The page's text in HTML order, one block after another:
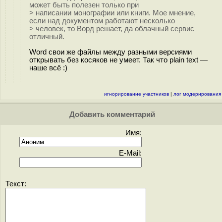
может быть полезен только при
> написании монографии или книги. Мое мнение,
если над документом работают несколько
> человек, то Ворд решает, да облачный сервис
отличный.
Word свои же файлы между разными версиями
открывать без косяков не умеет. Так что plain text —
наше всё :)
игнорирование участников | лог модерирования
Добавить комментарий
Имя:
E-Mail:
Текст: